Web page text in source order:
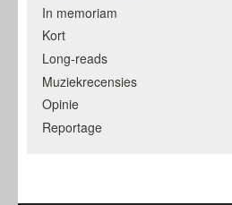
In memoriam
Kort
Long-reads
Muziekrecensies
Opinie
Reportage